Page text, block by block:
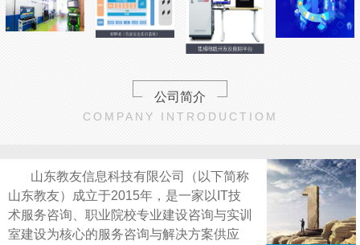
公司简介
COMPANY INTRODUCTIOM
山东教友信息科技有限公司（以下简称
山东教友）成立于2015年，是一家以IT技
术服务咨询、职业院校专业建设咨询与实训
室建设为核心的服务咨询与解决方案供应